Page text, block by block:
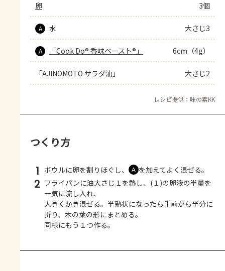
卵 3個
A 水 大さじ3
A 「Cook Do® 香味ペースト®」 6cm（4g）
「AJINOMOTO サラダ油」 大さじ2
レシピ提供：味の素KK
つくり方
1 ボウルに卵を割りほぐし、 Ａ を加えてよく混ぜる。
2 フライパンに油大さじ１を熱し、(１)の卵液の半量を
一気に流し入れ、
大きくかき混ぜる。半熟状になったら手前から半分に
折り、木の葉の形にまとめる。
同様にもう１つ作る。